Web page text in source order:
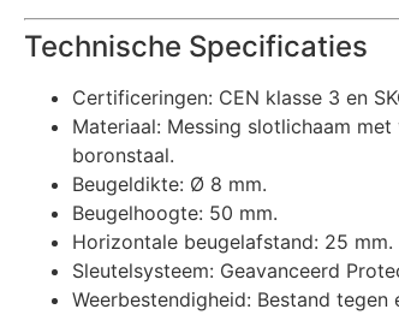
Technische Specificaties
Certificeringen: CEN klasse 3 en
Materiaal: Messing slotlichaam
boronstaal.
Beugeldikte: Ø 8 mm.
Beugelhoogte: 50 mm.
Horizontale beugelafstand: 25 mm.
Sleutelsysteem: Geavanceerd
Weerbestendigheid: Bestand